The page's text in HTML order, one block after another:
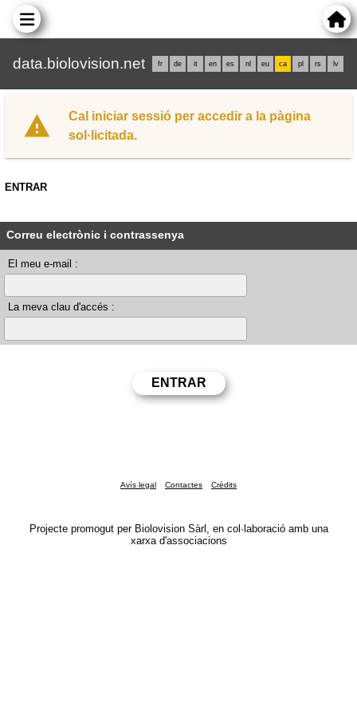
data.biolovision.net fr de it en es nl eu ca pl rs lv
Cal iniciar sessió per accedir a la pàgina
sol·licitada.
ENTRAR
Correu electrònic i contrassenya
El meu e-mail :
La meva clau d'accés :
Avís legal Contactes Crèdits
Projecte promogut per Biolovision Sàrl, en col·laboració amb una
xarxa d'associacions